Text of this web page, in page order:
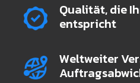
Qualität, die
entspricht
Weltweiter